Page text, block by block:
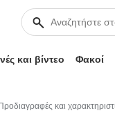
και βίντεο Φακοί